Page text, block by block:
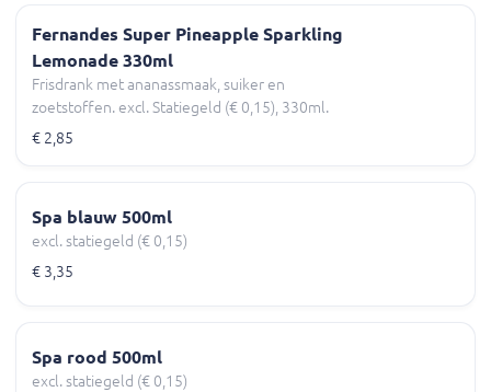
Fernandes Super Pineapple Sparkling
Lemonade 330ml
Frisdrank met ananassmaak, suiker en
zoetstoffen. excl. Statiegeld (€ 0,15), 330ml.
€ 2,85
Spa blauw 500ml
excl. statiegeld (€ 0,15)
€ 3,35
Spa rood 500ml
excl. statiegeld (€ 0,15)